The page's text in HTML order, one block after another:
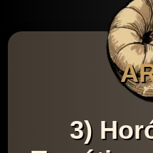
3)